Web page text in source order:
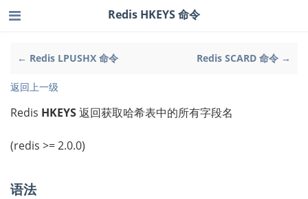
← Redis LPUSHX 命令 Redis SCARD 命令 →
Redis HKEYS 命令
返回上一级
Redis HKEYS返回获取哈希表中的所有字段名
(redis >= 2.0.0)
语法